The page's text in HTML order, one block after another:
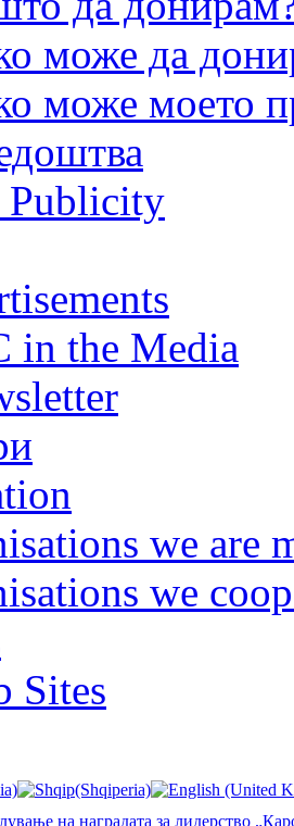
може да
може моето
Publicity
in the Media
we are
we
Sites
на наградата за лидерство